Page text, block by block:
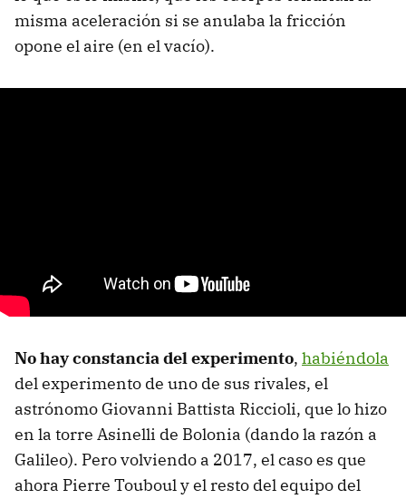
misma aceleración si se anulaba la fricción
opone el aire (en el vacío).
No hay constancia del experimento, habiéndola
del experimento de uno de sus rivales, el
astrónomo Giovanni Battista Riccioli, que lo hizo
en la torre Asinelli de Bolonia (dando la razón a
Galileo). Pero volviendo a 2017, el caso es que
ahora Pierre Touboul y el resto del equipo del